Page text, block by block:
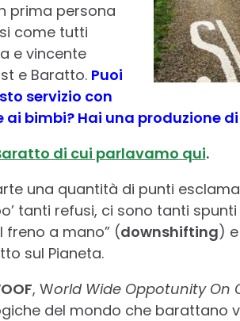
prima persona
come tutti
e vincente
e Baratto. Puoi
servizio con
bimbi? Hai una produzione
di cui parlavamo qui.
una quantità di punti
tanti refusi, ci sono tanti
freno a mano” (downshifting)
sul Pianeta.
, World Wide Oppotunity On
del mondo che barattano